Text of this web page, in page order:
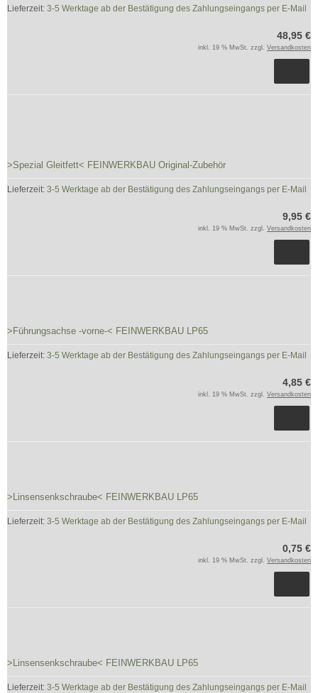
Lieferzeit: 3-5 Werktage ab der Bestätigung des Zahlungseingangs per E-Mail
48,95 €
inkl. 19 % MwSt. zzgl. Versandkosten
>Spezial Gleitfett< FEINWERKBAU Original-Zubehör
Lieferzeit: 3-5 Werktage ab der Bestätigung des Zahlungseingangs per E-Mail
9,95 €
inkl. 19 % MwSt. zzgl. Versandkosten
>Führungsachse -vorne-< FEINWERKBAU LP65
Lieferzeit: 3-5 Werktage ab der Bestätigung des Zahlungseingangs per E-Mail
4,85 €
inkl. 19 % MwSt. zzgl. Versandkosten
>Linsensenkschraube< FEINWERKBAU LP65
Lieferzeit: 3-5 Werktage ab der Bestätigung des Zahlungseingangs per E-Mail
0,75 €
inkl. 19 % MwSt. zzgl. Versandkosten
>Linsensenkschraube< FEINWERKBAU LP65
Lieferzeit: 3-5 Werktage ab der Bestätigung des Zahlungseingangs per E-Mail